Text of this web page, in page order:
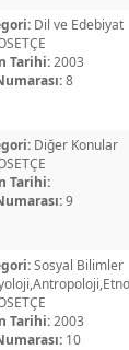
Dil ve Edebiyat
Tarihi:2003
8
Diğer Konular
Tarihi:
9
Sosyal Bilimler
Tarihi:2003
10